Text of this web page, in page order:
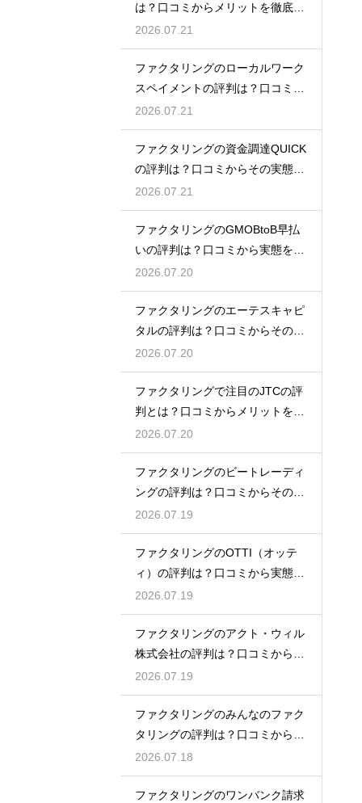
は？口コミからメリットを徹底解
説
2026.07.21
ファクタリングのローカルワーク
スペイメントの評判は？口コミで
実態を解説
2026.07.21
ファクタリングの資金調達QUICK
の評判は？口コミからその実態を
徹底解説
2026.07.21
ファクタリングのGMOBtoB早払
いの評判は？口コミから実態を徹
底解説
2026.07.20
ファクタリングのエーテスキャピ
タルの評判は？口コミからその実
態を徹底解説
2026.07.20
ファクタリングで注目のJTCの評
判とは？口コミからメリットを徹
底解説
2026.07.20
ファクタリングのビートレーディ
ングの評判は？口コミからその実
態を徹底解説
2026.07.19
ファクタリングのOTTI（オッテ
ィ）の評判は？口コミから実態を
徹底解説
2026.07.19
ファクタリングのアクト・ウィル
株式会社の評判は？口コミから実
態を徹底解説
2026.07.19
ファクタリングのみんなのファク
タリングの評判は？口コミから実
態を徹底解説
2026.07.18
ファクタリングのワンバンク請求